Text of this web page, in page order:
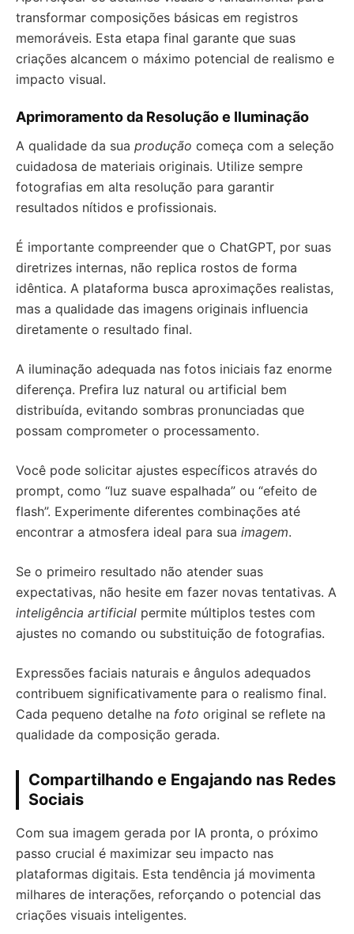
transformar composições básicas em registros
memoráveis. Esta etapa final garante que suas
criações alcancem o máximo potencial de realismo e
impacto visual.
Aprimoramento da Resolução e Iluminação
A qualidade da sua produção começa com a seleção
cuidadosa de materiais originais. Utilize sempre
fotografias em alta resolução para garantir
resultados nítidos e profissionais.
É importante compreender que o ChatGPT, por suas
diretrizes internas, não replica rostos de forma
idêntica. A plataforma busca aproximações realistas,
mas a qualidade das imagens originais influencia
diretamente o resultado final.
A iluminação adequada nas fotos iniciais faz enorme
diferença. Prefira luz natural ou artificial bem
distribuída, evitando sombras pronunciadas que
possam comprometer o processamento.
Você pode solicitar ajustes específicos através do
prompt, como “luz suave espalhada” ou “efeito de
flash”. Experimente diferentes combinações até
encontrar a atmosfera ideal para sua imagem.
Se o primeiro resultado não atender suas
expectativas, não hesite em fazer novas tentativas. A
inteligência artificial permite múltiplos testes com
ajustes no comando ou substituição de fotografias.
Expressões faciais naturais e ângulos adequados
contribuem significativamente para o realismo final.
Cada pequeno detalhe na foto original se reflete na
qualidade da composição gerada.
Compartilhando e Engajando nas Redes
Sociais
Com sua imagem gerada por IA pronta, o próximo
passo crucial é maximizar seu impacto nas
plataformas digitais. Esta tendência já movimenta
milhares de interações, reforçando o potencial das
criações visuais inteligentes.